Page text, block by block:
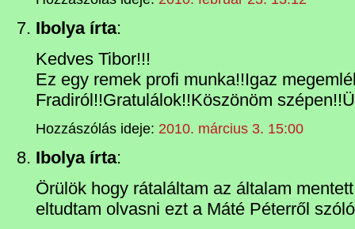
Ibolya írta:
Kedves Tibor!!!
Ez egy remek profi munka!!Igaz
Fradiról!!Gratulálok!!Köszönöm
Hozzászólás ideje: 2010. március 3. 15:00
Ibolya írta:
Örülök hogy rátaláltam az általam
eltudtam olvasni ezt a Máté Péterről